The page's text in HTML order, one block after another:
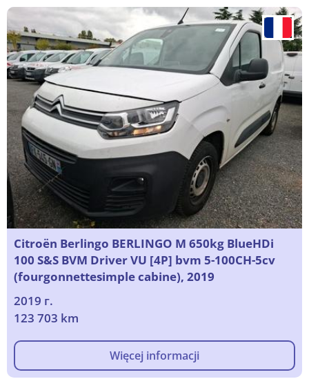
Citroën Berlingo BERLINGO M 650kg BlueHDi
100 S&S BVM Driver VU [4P] bvm 5-100CH-5cv
(fourgonnettesimple cabine), 2019
2019 г.
123 703 km
Więcej informacji